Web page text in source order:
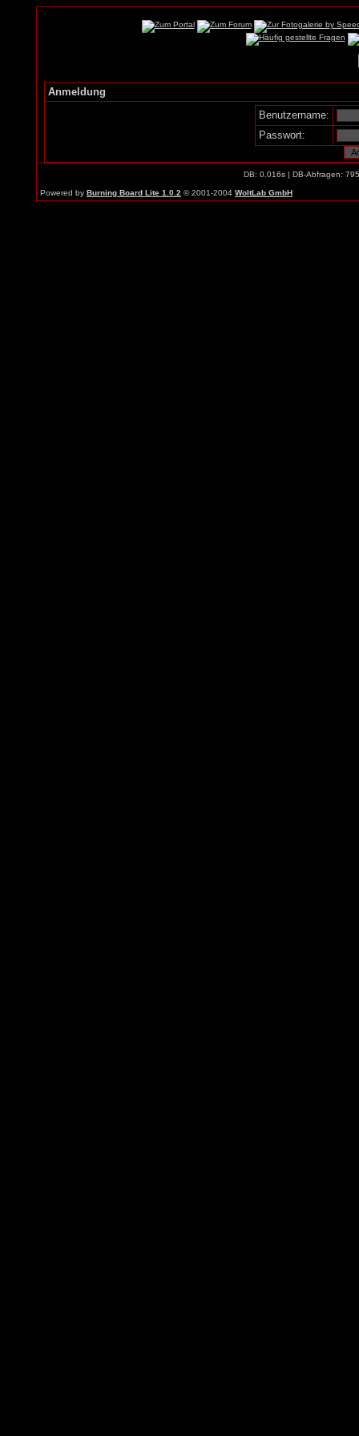
Anmeldung
Benutzername:
Passwort:
DB: 0.016s | DB-Abfragen:
Powered by Burning Board Lite 1.0.2 © 2001-2004 WoltLab GmbH